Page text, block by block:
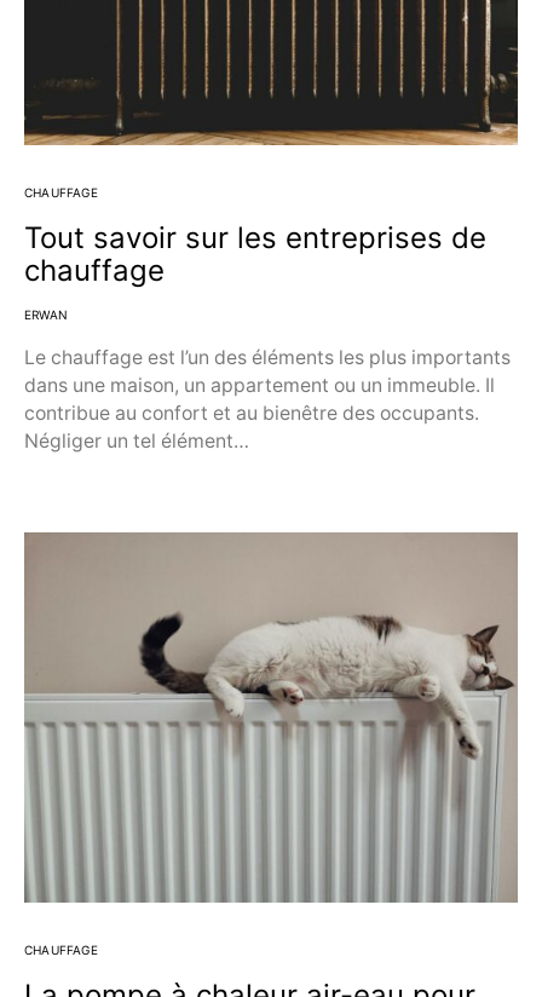
CHAUFFAGE
Tout savoir sur les entreprises de
chauffage
ERWAN
Le chauffage est l’un des éléments les plus importants
dans une maison, un appartement ou un immeuble. Il
contribue au confort et au bienêtre des occupants.
Négliger un tel élément…
CHAUFFAGE